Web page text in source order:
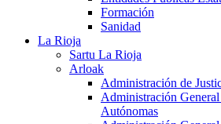
Formación
Sanidad
La Rioja
Sartu La Rioja
Arloak
Administración de
Administración
Autónomas